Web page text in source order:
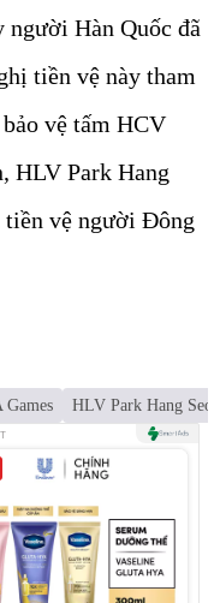
người Hàn Quốc đã
tiền vệ này tham
vệ tấm HCV
HLV Park Hang
tiền vệ người Đông
Games HLV Park Hang Seo